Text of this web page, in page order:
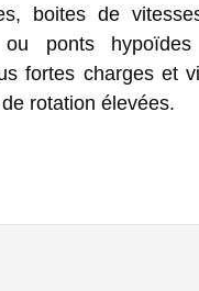
boites de
ponts
fortes charges et
rotation élevées.